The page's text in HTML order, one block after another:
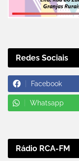
Redes Sociais
Facebook
Whatsapp
Rádio RCA-FM